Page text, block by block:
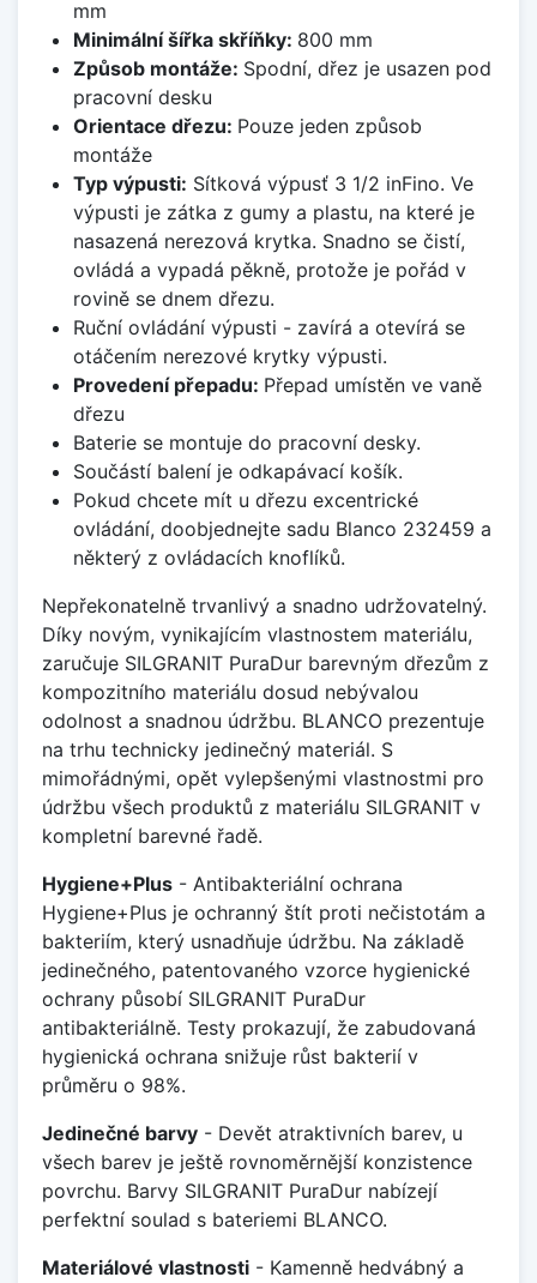
mm
Minimální šířka skříňky: 800 mm
Způsob montáže: Spodní, dřez je usazen pod
pracovní desku
Orientace dřezu: Pouze jeden způsob
montáže
Typ výpusti: Sítková výpusť 3 1/2 inFino. Ve
výpusti je zátka z gumy a plastu, na které je
nasazená nerezová krytka. Snadno se čistí,
ovládá a vypadá pěkně, protože je pořád v
rovině se dnem dřezu.
Ruční ovládání výpusti - zavírá a otevírá se
otáčením nerezové krytky výpusti.
Provedení přepadu: Přepad umístěn ve vaně
dřezu
Baterie se montuje do pracovní desky.
Součástí balení je odkapávací košík.
Pokud chcete mít u dřezu excentrické
ovládání, doobjednejte sadu Blanco 232459 a
některý z ovládacích knoflíků.
Nepřekonatelně trvanlivý a snadno udržovatelný.
Díky novým, vynikajícím vlastnostem materiálu,
zaručuje SILGRANIT PuraDur barevným dřezům z
kompozitního materiálu dosud nebývalou
odolnost a snadnou údržbu. BLANCO prezentuje
na trhu technicky jedinečný materiál. S
mimořádnými, opět vylepšenými vlastnostmi pro
údržbu všech produktů z materiálu SILGRANIT v
kompletní barevné řadě.
Hygiene+Plus - Antibakteriální ochrana
Hygiene+Plus je ochranný štít proti nečistotám a
bakteriím, který usnadňuje údržbu. Na základě
jedinečného, patentovaného vzorce hygienické
ochrany působí SILGRANIT PuraDur
antibakteriálně. Testy prokazují, že zabudovaná
hygienická ochrana snižuje růst bakterií v
průměru o 98%.
Jedinečné barvy - Devět atraktivních barev, u
všech barev je ještě rovnoměrnější konzistence
povrchu. Barvy SILGRANIT PuraDur nabízejí
perfektní soulad s bateriemi BLANCO.
Materiálové vlastnosti - Kamenně hedvábný a